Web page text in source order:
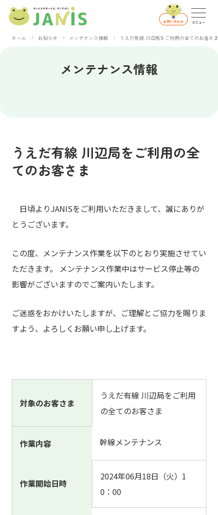
ホーム お知らせ メンテナンス情報 うえだ有線 川辺局をご利用の全てのお客さま
メンテナンス情報
うえだ有線 川辺局をご利用の全
てのお客さま
日頃よりJANISをご利用いただきまして、誠にありが
とうございます。
この度、メンテナンス作業を以下のとおり実施させてい
ただきます。 メンテナンス作業中はサービス停止等の
影響がございますのでご案内いたします。
ご迷惑をおかけいたしますが、ご理解とご協力を賜りま
すよう、よろしくお願い申し上げます。
対象のお客さま
うえだ有線 川辺局をご利用
の全てのお客さま
作業内容 幹線メンテナンス
作業開始日時
2024年06月18日（火）1
0：00